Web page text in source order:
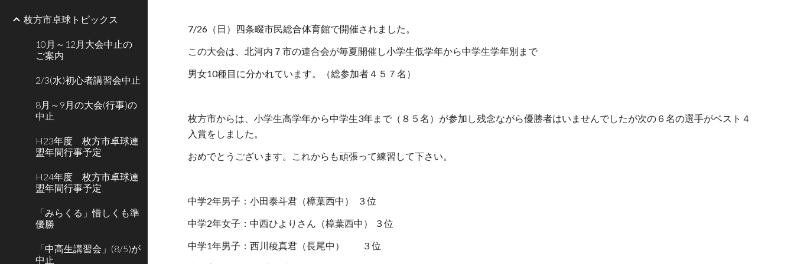
枚方市卓球トピックス
10月～12月大会中止の
ご案内
2/3(水)初心者講習会中止
8月～9月の大会(行事)の
中止
H23年度 枚方市卓球連
盟年間行事予定
H24年度 枚方市卓球連
盟年間行事予定
「みらくる」惜しくも準
優勝
「中高生講習会」(8/5)が
中止
7/26（日）四条畷市民総合体育館で開催されました。
この大会は、北河内７市の連合会が毎夏開催し小学生低学年から中学生学年別まで
男女10種目に分かれています。（総参加者４５７名）
枚方市からは、小学生高学年から中学生3年まで（８５名）が参加し残念ながら優勝者はいませんでしたが次の６名の選手がベスト４
入賞をしました。
おめでとうございます。これからも頑張って練習して下さい。
中学2年男子：小田泰斗君（樟葉西中）  ３位
中学2年女子：中西ひよりさん（樟葉西中） ３位
中学1年男子：西川稜真君（長尾中）          ３位